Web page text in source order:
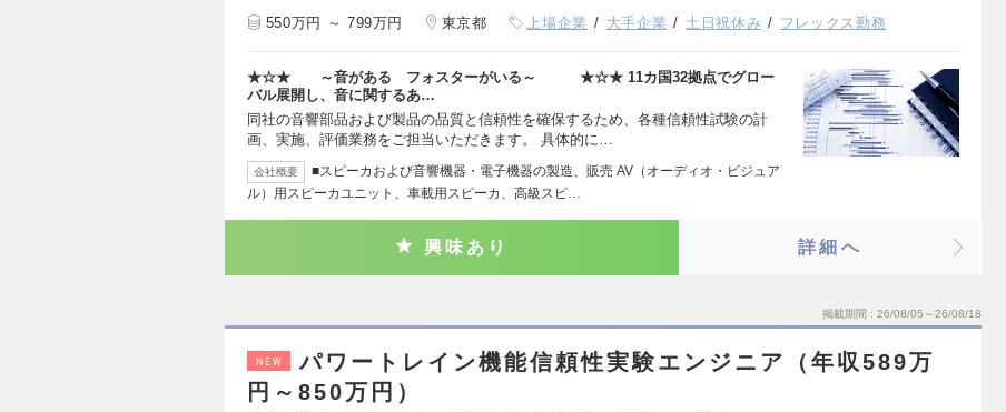
550万円 ～ 799万円 東京都 上場企業 大手企業 土日祝休み フレックス勤務
★☆★ ～音がある フォスターがいる～ ★☆★ 11カ国32拠点でグロー
バル展開し、音に関するあ…
同社の音響部品および製品の品質と信頼性を確保するため、各種信頼性試験の計
画、実施、評価業務をご担当いただきます。 具体的に…
会社概要
■スピーカおよび音響機器・電子機器の製造、販売 AV（オーディオ・ビジュア
ル）用スピーカユニット、車載用スピーカ、高級スピ…
興味あり 詳細へ
掲載期間 26/08/05～26/08/18
NEW
パワートレイン機能信頼性実験エンジニア（年収589万
円～850万円）